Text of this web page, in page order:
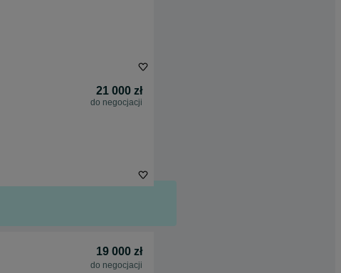
21 000 zł
do negocjacji
19 000 zł
do negocjacji